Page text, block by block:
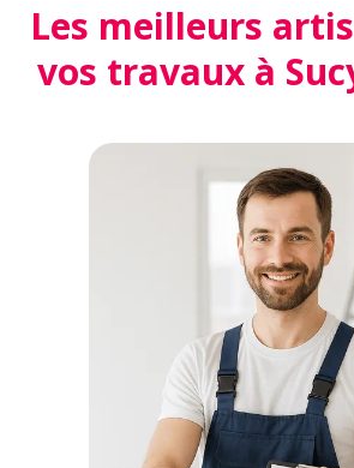
Les meilleurs
vos travaux à